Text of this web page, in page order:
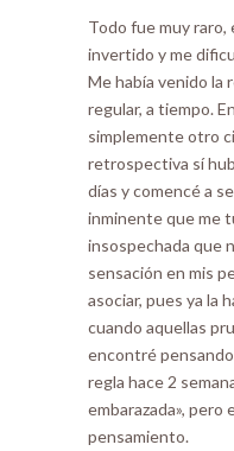
Todo fue muy raro,
invertido y me
Me había venido la
regular, a tiempo.
simplemente otro
retrospectiva sí
días y comencé a
inminente que me
insospechada que
sensación en mis
asociar, pues ya la
cuando aquellas
encontré
regla hace 2
embarazada»,
pensamiento.